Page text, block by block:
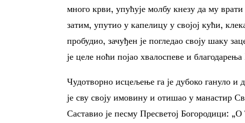
много крви, упућује молбу кнезу да му
затим, упутио у капелицу у својој кући,
пробудио, зачуђен је погледао своју шаку
је целе ноћи појао хвалоспеве и
Чудотворно исцељење га је дубоко гануло и
је сву своју имовину и отишао у манастир
Саставио је песму Пресветој Богородици: „О